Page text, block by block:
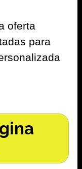
oferta
para